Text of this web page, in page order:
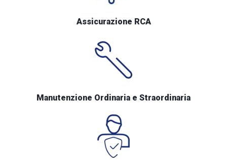
Assicurazione RCA
Manutenzione Ordinaria e Straordinaria